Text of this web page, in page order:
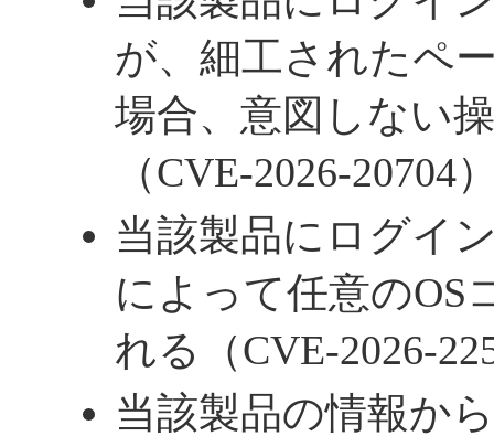
が、細工されたペ
場合、意図しない
（CVE-2026-20704
当該製品にログイ
によって任意のOS
れる（CVE-2026-
当該製品の情報か